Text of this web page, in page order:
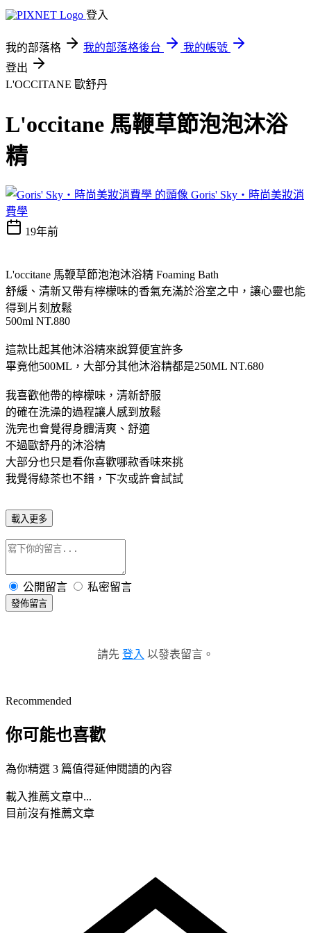
登入
我的部落格 我的部落格後台
我的帳號
登出
L'OCCITANE 歐舒丹
L'occitane 馬鞭草節泡泡沐浴
精
Goris' Sky‧時尚美妝消
費學
19年前
L'occitane 馬鞭草節泡泡沐浴精 Foaming Bath
舒緩、清新又帶有檸檬味的香氣充滿於浴室之中，讓心靈也能
得到片刻放鬆
500ml NT.880
這款比起其他沐浴精來說算便宜許多
畢竟他500ML，大部分其他沐浴精都是250ML NT.680
我喜歡他帶的檸檬味，清新舒服
的確在洗澡的過程讓人感到放鬆
洗完也會覺得身體清爽、舒適
不過歐舒丹的沐浴精
大部分也只是看你喜歡哪款香味來挑
我覺得綠茶也不錯，下次或許會試試
載入更多
公開留言 私密留言
發佈留言
請先 登入 以發表留言。
Recommended
你可能也喜歡
為你精選 3 篇值得延伸閱讀的內容
載入推薦文章中...
目前沒有推薦文章